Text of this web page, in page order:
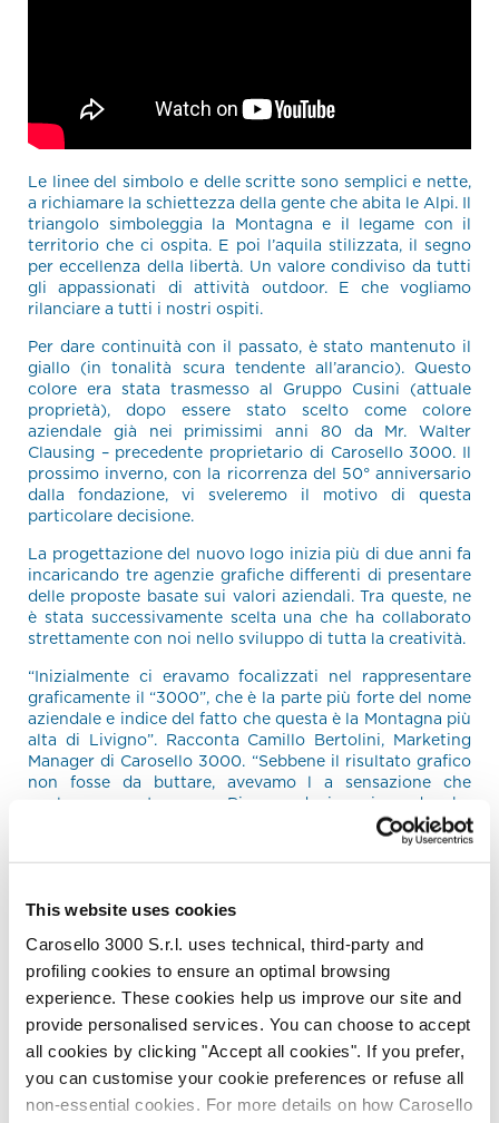
This website uses cookies
Carosello 3000 S.r.l. uses technical, third-party and
profiling cookies to ensure an optimal browsing
experience. These cookies help us improve our site and
provide personalised services. You can choose to accept
all cookies by clicking "Accept all cookies". If you prefer,
you can customise your cookie preferences or refuse all
non-essential cookies. For more details on how Carosello
Le linee del simbolo e delle scritte sono semplici e nette,
a richiamare la schiettezza della gente che abita le Alpi. Il
triangolo simboleggia la Montagna e il legame con il
territorio che ci ospita. E poi l’aquila stilizzata, il segno
per eccellenza della libertà. Un valore condiviso da tutti
gli appassionati di attività outdoor. E che vogliamo
rilanciare a tutti i nostri ospiti.
Per dare continuità con il passato, è stato mantenuto il
giallo (in tonalità scura tendente all’arancio). Questo
colore era stata trasmesso al Gruppo Cusini (attuale
proprietà), dopo essere stato scelto come colore
aziendale già nei primissimi anni 80 da Mr. Walter
Clausing – precedente proprietario di Carosello 3000. Il
prossimo inverno, con la ricorrenza del 50° anniversario
dalla fondazione, vi sveleremo il motivo di questa
particolare decisione.
La progettazione del nuovo logo inizia più di due anni fa
incaricando tre agenzie grafiche differenti di presentare
delle proposte basate sui valori aziendali. Tra queste, ne
è stata successivamente scelta una che ha collaborato
strettamente con noi nello sviluppo di tutta la creatività.
“Inizialmente ci eravamo focalizzati nel rappresentare
graficamente il “3000”, che è la parte più forte del nome
aziendale e indice del fatto che questa è la Montagna più
alta di Livigno”. Racconta Camillo Bertolini, Marketing
Manager di Carosello 3000. “Sebbene il risultato grafico
non fosse da buttare, avevamo l a sensazione che
qualcosa non tornasse. Ripensandoci oggi, credo che
questa intuizione che ci ha portato a cambiare strada
fosse dovuta al fatto che il valore della “libertà” non
potesse essere iscritto all’interno di un numero. Ci siamo
grafiche per diversi mesi. E alla fine è uscito questo
a Stefano (General Manager di Carosello 3000). Con
questo simbolo c’è stata sintonia immediata perché fa
apparire in modo semplice e naturale i valori di questa
azienda e di questa Montagna. Speriamo possa essere
bene accolto sia dalla comunità locale che da tutti gli
amanti dell’outdoor”.
Il nuovo logo di Carosello 3000 – Livigno è scaricabile
questo link.